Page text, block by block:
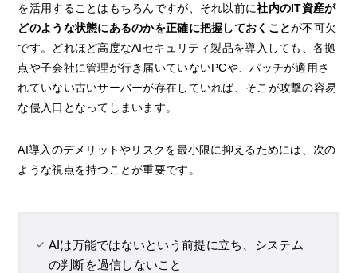
を活用することはもちろんですが、それ以前に社内のIT資産が
どのような状態にあるのかを正確に把握しておくことが不可欠
です。どれほど高度なAIセキュリティ製品を導入しても、各拠
点や子会社に管理が行き届いていないPCや、パッチが適用さ
れていない古いサーバーが存在していれば、そこが攻撃の容易
な侵入口となってしまいます。
AI導入のデメリットやリスクを最小限に抑えるためには、次の
ような視点を持つことが重要です。
AIは万能ではないという前提に立ち、システム
の判断を過信しないこと